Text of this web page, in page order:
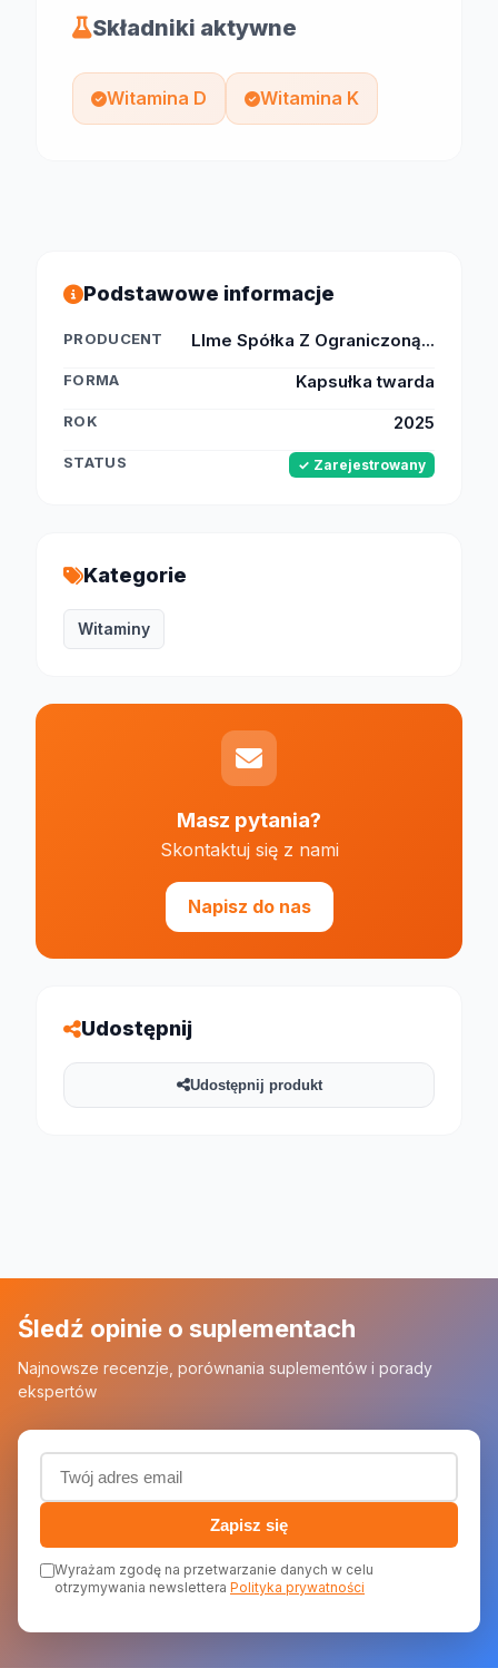
Składniki aktywne
Witamina D Witamina K
Podstawowe informacje
PRODUCENT Llme Spółka Z Ograniczoną...
FORMA Kapsułka twarda
ROK 2025
STATUS ✓ Zarejestrowany
Kategorie
Witaminy
Masz pytania?
Skontaktuj się z nami
Napisz do nas
Udostępnij
Udostępnij produkt
Śledź opinie o suplementach
Najnowsze recenzje, porównania suplementów i porady
ekspertów
Adres email (wymagany)
Zapisz się
Wyrażam zgodę na przetwarzanie danych w celu
otrzymywania newslettera Polityka prywatności